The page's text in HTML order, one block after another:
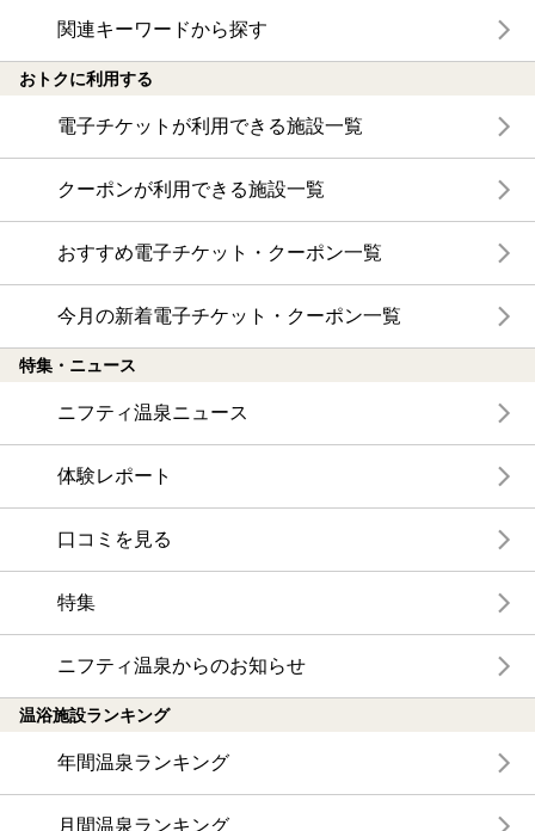
関連キーワードから探す
おトクに利用する
電子チケットが利用できる施設一覧
クーポンが利用できる施設一覧
おすすめ電子チケット・クーポン一覧
今月の新着電子チケット・クーポン一覧
特集・ニュース
ニフティ温泉ニュース
体験レポート
口コミを見る
特集
ニフティ温泉からのお知らせ
温浴施設ランキング
年間温泉ランキング
月間温泉ランキング